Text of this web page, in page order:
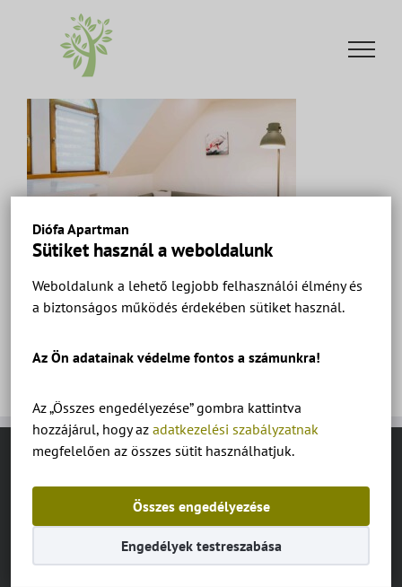
Diófa Apartman
Sütiket használ a weboldalunk
Weboldalunk a lehető legjobb felhasználói élmény és
a biztonságos működés érdekében sütiket használ.
Az Ön adatainak védelme fontos a számunkra!
Az „Összes engedélyezése” gombra kattintva
hozzájárul, hogy az adatkezelési szabályzatnak
megfelelően az összes sütit használhatjuk.
Összes engedélyezése
Engedélyek testreszabása
Diófa Apartman Keszthely – Ház 2 Apartman 10 –
Magyar
Deutsch